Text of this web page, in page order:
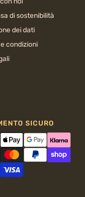
di sostenibilità
dei dati
condizioni
SICURO